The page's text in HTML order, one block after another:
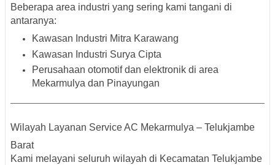
Beberapa area industri yang sering kami tangani di
antaranya:
Kawasan Industri Mitra Karawang
Kawasan Industri Surya Cipta
Perusahaan otomotif dan elektronik di area
Mekarmulya dan Pinayungan
Wilayah Layanan Service AC Mekarmulya – Telukjambe
Barat
Kami melayani seluruh wilayah di Kecamatan Telukjambe